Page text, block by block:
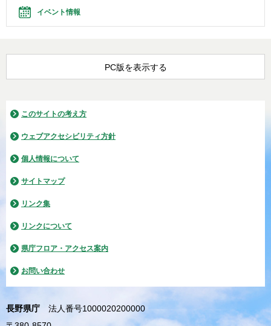
イベント情報
PC版を表示する
このサイトの考え方
ウェブアクセシビリティ方針
個人情報について
サイトマップ
リンク集
リンクについて
県庁フロア・アクセス案内
お問い合わせ
長野県庁
法人番号1000020200000